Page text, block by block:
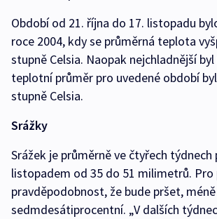
Období od 21. října do 17. listopadu
roce 2004, kdy se průměrná teplota
stupně Celsia. Naopak nejchladnější
teplotní průměr pro uvedené období
stupně Celsia.
Srážky
Srážek je průměrně ve čtyřech týdnech
listopadem od 35 do 51 milimetrů.
pravděpodobnost, že bude pršet,
sedmdesátiprocentní. „V dalších